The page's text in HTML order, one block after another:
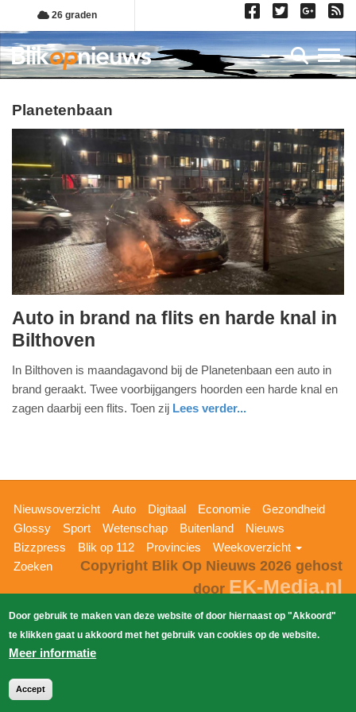
Overslaan
en
naar
de
gaan
26 graden
Planetenbaan
maandag,
december
2025
-
12-
2025
22:34
Auto in brand na flits en harde knal in
Bilthoven
In Bilthoven is maandagavond bij de Planetenbaan een auto in
brand geraakt. Twee voorbijgangers hoorden een harde knal en
zagen daarbij een flits. Toen zij Lees verder...
Hoofdnavigatie
Nieuwsoverzicht Auto Digitaal Economie
Gezondheid
Glossy
Sport Wetenschap Buitenland
Nieuws
Bizzpress
Blik op 112 Provincies
Weekoverzicht
Zoeken
Copyright Blik Op Nieuws 2026 gehost
door EK-Media.nl
Door gebruik te maken van deze website of door hiernaast op "Akkoord"
te klikken gaat u akkoord met het gebruik van cookies op de website.
Meer informatie
Accept